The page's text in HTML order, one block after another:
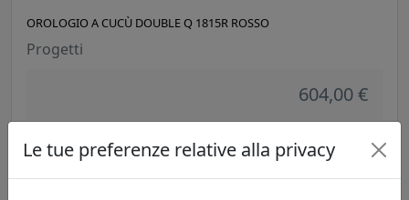
OROLOGIO A CUCÙ DOUBLE Q 1815R ROSSO
Progetti
604,00 €
Le tue preferenze relative alla privacy